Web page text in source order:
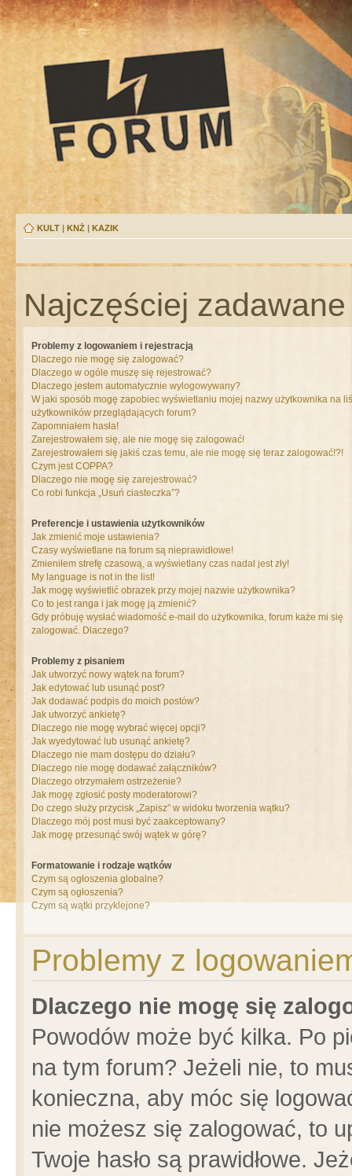
KULT | KNŻ | KAZIK
Najczęściej
Problemy z logowaniem i rejestracją
Dlaczego nie mogę się zalogować?
Dlaczego w ogóle muszę się rejestrować?
Dlaczego jestem automatycznie wylogowywany?
W jaki sposób mogę zapobiec wyświetlaniu mojej nazwy użytkownika na
użytkowników przeglądających forum?
Zapomniałem hasła!
Zarejestrowałem się, ale nie mogę się zalogować!
Zarejestrowałem się jakiś czas temu, ale nie mogę się teraz zalogować!?!
Czym jest COPPA?
Dlaczego nie mogę się zarejestrować?
Co robi funkcja „Usuń ciasteczka”?
Preferencje i ustawienia użytkowników
Jak zmienić moje ustawienia?
Czasy wyświetlane na forum są nieprawidłowe!
Zmieniłem strefę czasową, a wyświetlany czas nadal jest zły!
My language is not in the list!
Jak mogę wyświetlić obrazek przy mojej nazwie użytkownika?
Co to jest ranga i jak mogę ją zmienić?
Gdy próbuję wysłać wiadomość e-mail do użytkownika, forum każe mi się
zalogować. Dlaczego?
Problemy z pisaniem
Jak utworzyć nowy wątek na forum?
Jak edytować lub usunąć post?
Jak dodawać podpis do moich postów?
Jak utworzyć ankietę?
Dlaczego nie mogę wybrać więcej opcji?
Jak wyedytować lub usunąć ankietę?
Dlaczego nie mam dostępu do działu?
Dlaczego nie mogę dodawać załączników?
Dlaczego otrzymałem ostrzeżenie?
Jak mogę zgłosić posty moderatorowi?
Do czego służy przycisk „Zapisz” w widoku tworzenia wątku?
Dlaczego mój post musi być zaakceptowany?
Jak mogę przesunąć swój wątek w górę?
Formatowanie i rodzaje wątków
Czym są ogłoszenia globalne?
Czym są ogłoszenia?
Czym są wątki przyklejone?
Problemy z
Dlaczego nie mogę się
Powodów może być kilka. Po
na tym forum? Jeżeli nie, to
konieczna, aby móc się
nie możesz się zalogować, to
Twoje hasło są prawidłowe.